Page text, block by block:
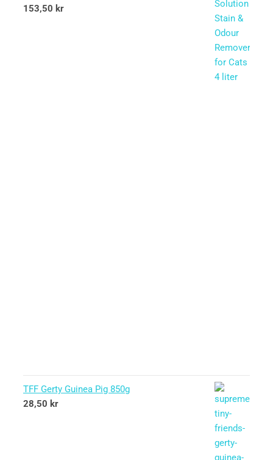
153,50 kr
TFF Gerty Guinea Pig 850g
28,50 kr